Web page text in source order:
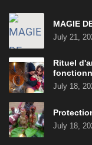
MAGIE
July 21,
Rituel
July 18,
July 18,